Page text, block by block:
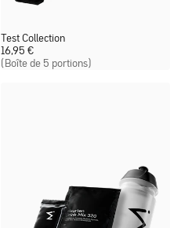
Test Collection
(Boîte de 5 portions)
16,95 €